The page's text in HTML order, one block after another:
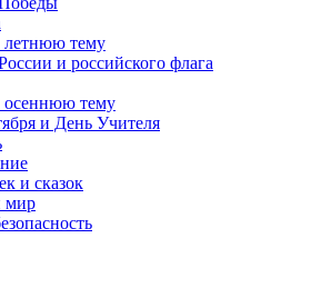
летнюю тему
и российского флага
осеннюю тему
и День Учителя
и сказок
мир